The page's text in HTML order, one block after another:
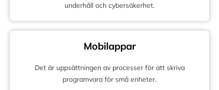
underhåll och cybersäkerhet.
Mobilappar
Det är uppsättningen av processer för att skriva
programvara för små enheter.